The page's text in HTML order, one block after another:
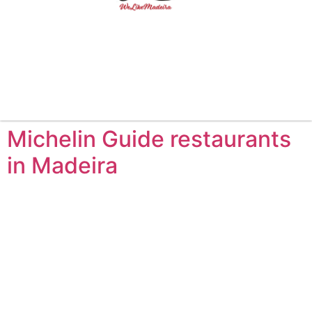
Michelin Guide restaurants
in Madeira